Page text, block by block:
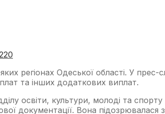
0
регіонах Одеської області. У
та інших додаткових виплат.
освіти, культури, молоді та
документації. Вона